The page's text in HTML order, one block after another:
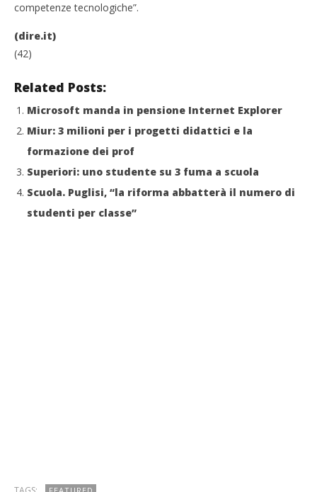
competenze tecnologiche”.
(dire.it)
(42)
Related Posts:
Microsoft manda in pensione Internet Explorer
Miur: 3 milioni per i progetti didattici e la
formazione dei prof
Superiori: uno studente su 3 fuma a scuola
Scuola. Puglisi, “la riforma abbatterà il numero di
studenti per classe”